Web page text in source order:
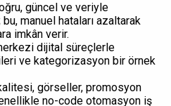
güncel ve veriyle
manuel hataları azaltarak
imkân verir.
dijital süreçlerle
ve kategorizasyon bir örnek
görseller, promosyon
no-code otomasyon iş